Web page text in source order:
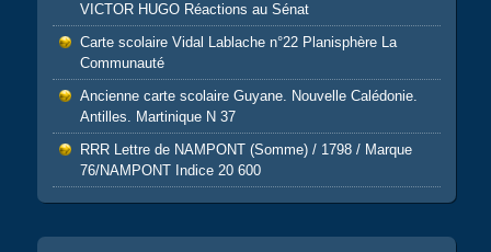
VICTOR HUGO Réactions au Sénat
Carte scolaire Vidal Lablache n°22 Planisphère La
Communauté
Ancienne carte scolaire Guyane. Nouvelle Calédonie.
Antilles. Martinique N 37
RRR Lettre de NAMPONT (Somme) / 1798 / Marque
76/NAMPONT Indice 20 600